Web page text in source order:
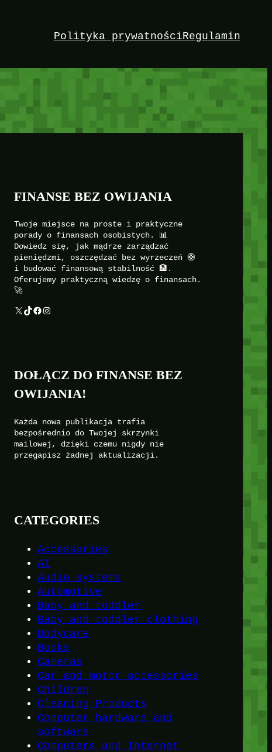
Polityka prywatnościRegulamin
FINANSE BEZ OWIJANIA
Twoje miejsce na proste i praktyczne
porady o finansach osobistych. 📊
Dowiedz się, jak mądrze zarządzać
pieniędzmi, oszczędzać bez wyrzeczeń 🛟
i budować finansową stabilność 🏦.
Oferujemy praktyczną wiedzę o finansach.
🚀
X TikTok Facebook Instagram
DOŁĄCZ DO FINANSE BEZ
OWIJANIA!
Każda nowa publikacja trafia
bezpośrednio do Twojej skrzynki
mailowej, dzięki czemu nigdy nie
przegapisz żadnej aktualizacji.
CATEGORIES
Accessories
AI
Audio systems
Automotive
Baby and toddler
Baby and toddler clothing
Bodycare
Books
Cameras
Car and motor accessories
Children
Cleaning Products
Computer hardware and
software
Computers and Internet